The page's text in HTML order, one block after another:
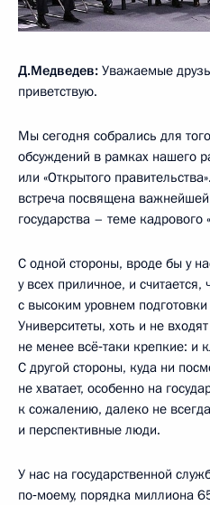
Д.Медведев: Уважаемые
приветствую.
Мы сегодня собрались для
обсуждений в рамках нашего
или «Открытого
встреча посвящена
государства – теме кадрового
С одной стороны, вроде бы у
у всех приличное, и
с высоким уровнем
Университеты, хоть и не
не менее всё‑таки крепкие: и
C другой стороны, куда ни
не хватает, особенно на
к сожалению, далеко не
и перспективные люди.
У нас на государственной
по‑моему, порядка миллиона